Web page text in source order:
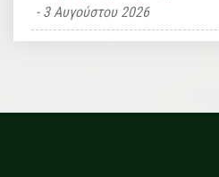
3 Αυγούστου 2026